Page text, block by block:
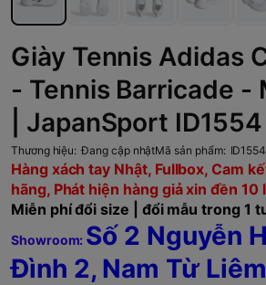
Giày Tennis Adidas
- Tennis Barricade -
| JapanSport ID1554
Thương hiệu: Đang cập nhậtMã sản phẩm:
Hàng xách tay Nhật, Fullbox, Cam
hãng, Phát hiện hàng giả xin đền 10
Miễn phí đổi size | đổi mẫu trong 1
Showroom: Số 2 Nguyễn
Đình 2, Nam Từ